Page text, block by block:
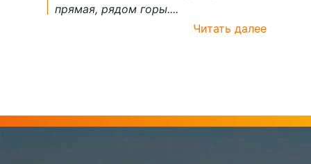
прямая, рядом горы....
Читать далее